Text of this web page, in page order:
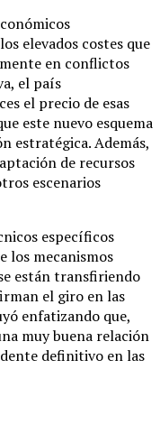
elevados costes que
en conflictos
el país
el precio de esas
este nuevo esquema
estratégica. Además,
de recursos
escenarios
específicos
los mecanismos
están transfiriendo
el giro en las
enfatizando que,
muy buena relación
definitivo en las